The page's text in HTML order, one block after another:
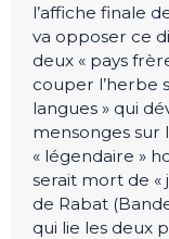
l’affiche finale
va opposer ce
deux « pays
couper l’herbe
langues » qui
mensonges sur
« légendaire »
serait mort de «
de Rabat
qui lie les deux